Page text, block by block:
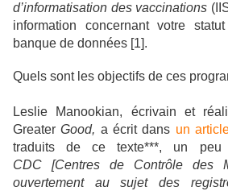
d’informatisation des vaccinations
information concernant votre
banque de données [1].
Quels sont les objectifs de ces
Leslie Manookian, écrivain et
GreaterGood, a écrit dans un
traduits de ce texte***, un
CDC [Centres de Contrôle des
ouvertement au sujet des